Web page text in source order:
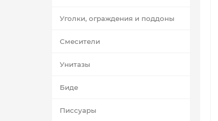
Уголки, ограждения и поддоны
Смесители
Унитазы
Биде
Писсуары